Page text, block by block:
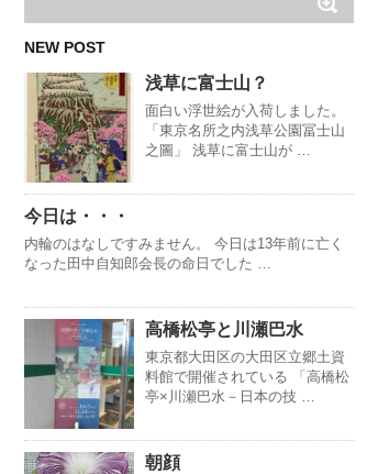
NEW POST
浅草に富士山？
面白い浮世絵が入荷しました。
「東京名所之内浅草公園冨士山
之圖」 浅草に富士山が …
今日は・・・
内輪のはなしですみません。 今日は13年前に亡く
なった田中自知郎会長の命日でした …
高橋松亭と川瀬巴水
東京都大田区の大田区立郷土資
料館で開催されている 「高橋松
亭×川瀬巴水－日本の技 …
朝顔